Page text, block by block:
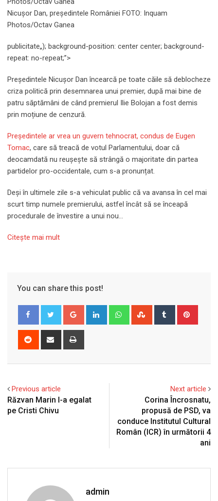
Nicușor Dan, președintele României FOTO: Inquam
Photos/Octav Ganea
publicitate„); background-position: center center; background-
repeat: no-repeat;”>
Președintele Nicușor Dan încearcă pe toate căile să deblocheze
criza politică prin desemnarea unui premier, după mai bine de
patru săptămâni de când premierul Ilie Bolojan a fost demis
prin moțiune de cenzură.
Președintele ar vrea un guvern tehnocrat, condus de Eugen
Tomac, care să treacă de votul Parlamentului, doar că
deocamdată nu reușește să strângă o majoritate din partea
partidelor pro-occidentale, cum s-a pronunțat.
Deși în ultimele zile s-a vehiculat public că va avansa în cel mai
scurt timp numele premierului, astfel încât să se înceapă
procedurale de învestire a unui nou…
Citeşte mai mult
You can share this post!
Google+ LinkedIn WhatsappStumbleUpon
Tumblr
Reddit
Share
Previous article
Răzvan Marin l-a egalat
pe Cristi Chivu
Next article
Corina Încrosnatu,
propusă de PSD, va
conduce Institutul Cultural
Român (ICR) în următorii 4
ani
admin